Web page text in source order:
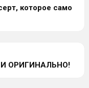
которое само
ОРИГИНАЛЬНО!